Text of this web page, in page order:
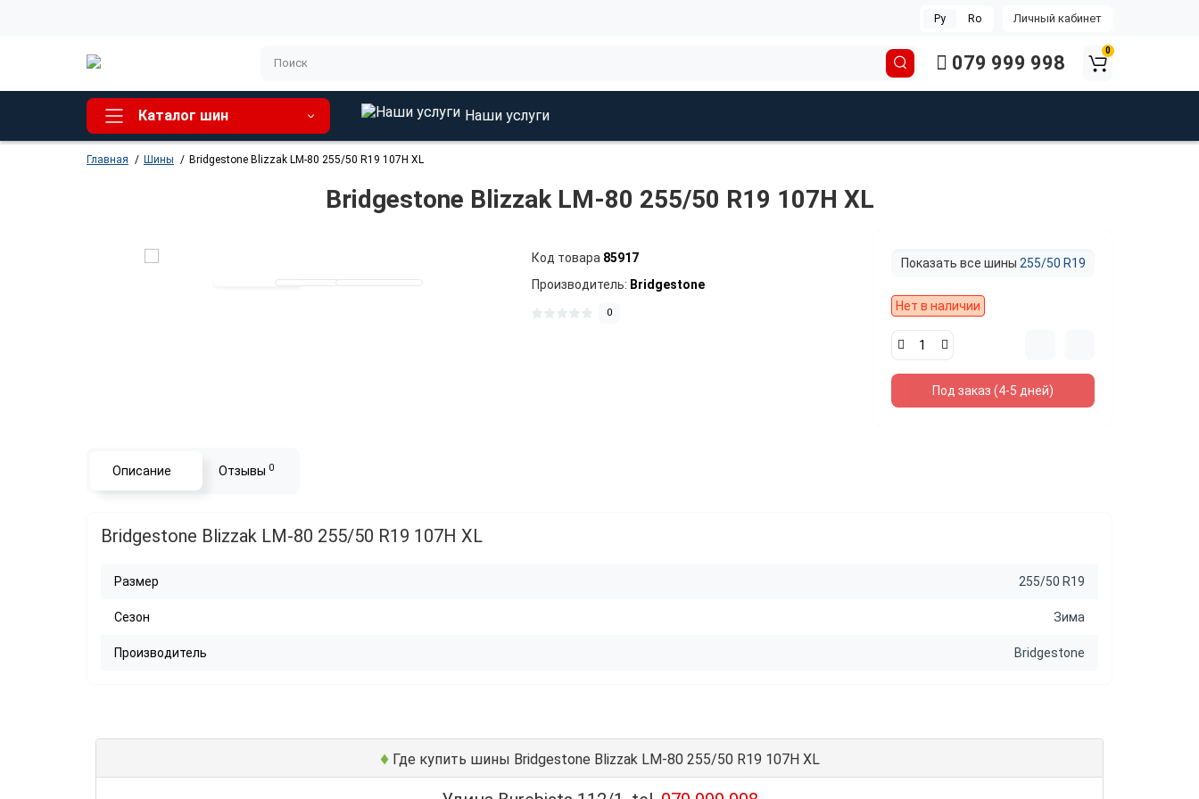
Личный кабинет
Ру Ro
079 999 998
0
Каталог шин Наши услуги
Главная Шины Bridgestone Blizzak LM-80 255/50 R19 107H XL
Bridgestone Blizzak LM-80 255/50 R19 107H XL
Код товара 85917
Производитель: Bridgestone
0
Показать все шины 255/50 R19
Нет в наличии
Под заказ (4-5 дней)
Описание Отзывы 0
Bridgestone Blizzak LM-80 255/50 R19 107H XL
Размер 255/50 R19
Сезон Зима
Производитель Bridgestone
♦Где купить шины Bridgestone Blizzak LM-80 255/50 R19 107H XL